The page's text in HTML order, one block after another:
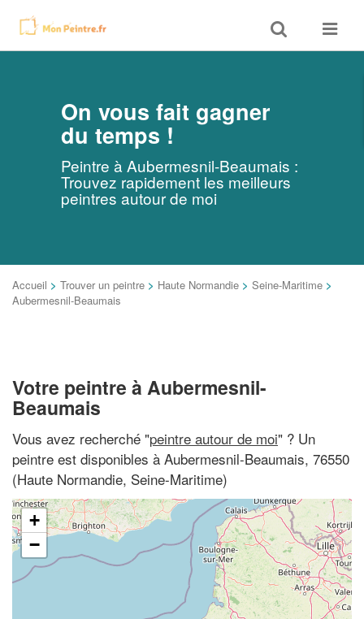
Toggle
search
Toggle
On vous fait gagner
du temps !
Peintre à Aubermesnil-Beaumais :
Trouvez rapidement les meilleurs
peintres autour de moi
Accueil > Trouver un peintre > Haute Normandie > Seine-Maritime >
Aubermesnil-Beaumais
Votre peintre à Aubermesnil-
Beaumais
Vous avez recherché "peintre autour de moi" ? Un
peintre est disponibles à Aubermesnil-Beaumais, 76550
(Haute Normandie, Seine-Maritime)
+
−